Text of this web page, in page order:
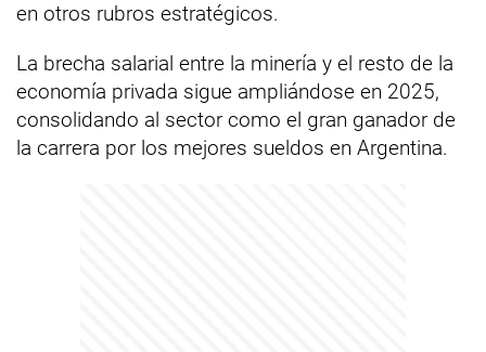
en otros rubros estratégicos.
La brecha salarial entre la minería y el resto de la
economía privada sigue ampliándose en 2025,
consolidando al sector como el gran ganador de
la carrera por los mejores sueldos en Argentina.